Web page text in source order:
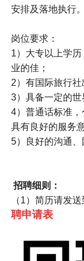
安排及落地执行。
岗位要求：
1）大专以上学
业的佳；
2）有国际旅行社
3）具备一定的世
4）普通话标准，
具有良好的服务
5）良好的沟通、
招聘细则：
（1）简历请发送
聘申请表